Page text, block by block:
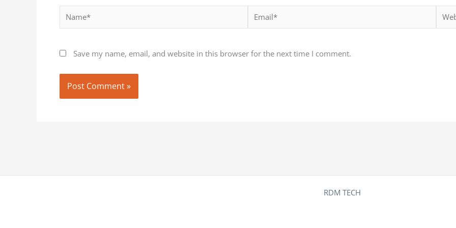
Name* Email*
Save my name, email, and website in this browser for the next time I comment.
RDM TECH